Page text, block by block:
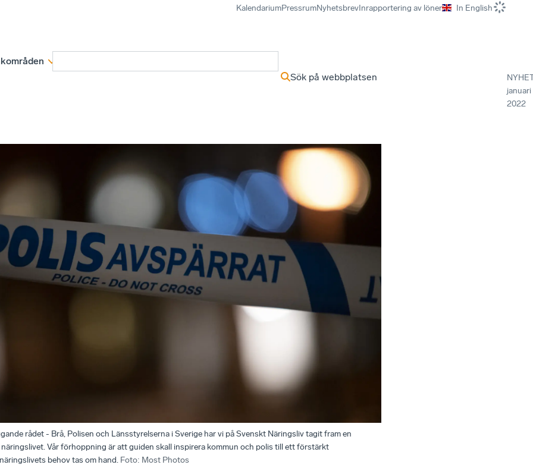
KalendariumPressrumNyhetsbrevInrapportering av löner In English
Sök på webbplatsen
januari
2022
rådet - Brå, Polisen och Länsstyrelserna i Sverige har vi på Svenskt Näringsliv tagit fram en
Vår förhoppning är att guiden skall inspirera kommun och polis till ett förstärkt
behov tas om hand. Foto: Most Photos